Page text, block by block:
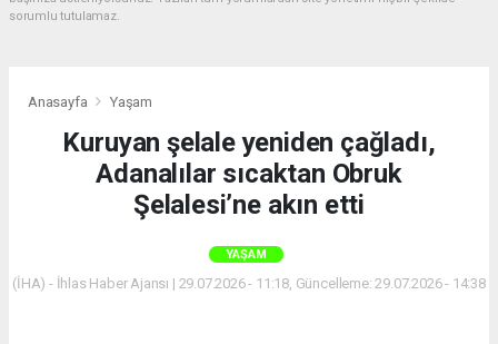
sorumlu tutulamaz.
Anasayfa Yaşam
Kuruyan şelale yeniden çağladı,
Adanalılar sıcaktan Obruk
Şelalesi’ne akın etti
YAŞAM
(İHA) - İhlas Haber Ajansı | 29.07.2026 - 11:18, Güncelleme: 29.07.2026 - 14:38